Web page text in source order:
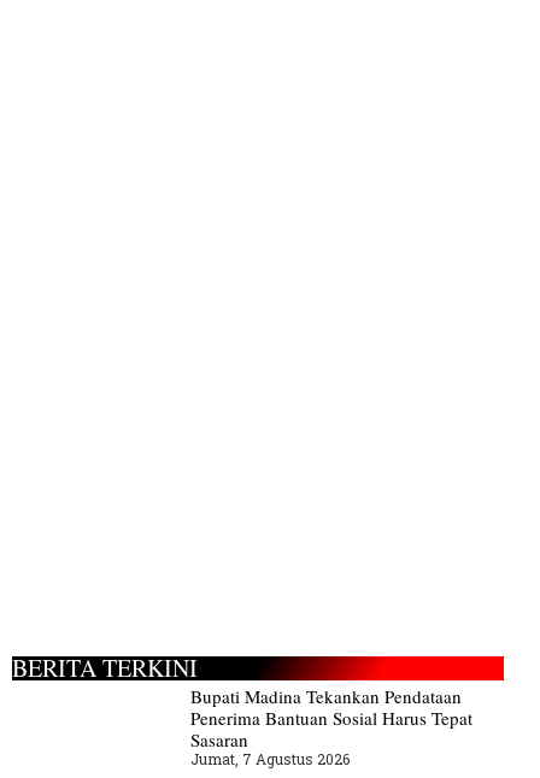
BERITA TERKINI
Bupati Madina Tekankan Pendataan
Penerima Bantuan Sosial Harus Tepat
Sasaran
Jumat, 7 Agustus 2026